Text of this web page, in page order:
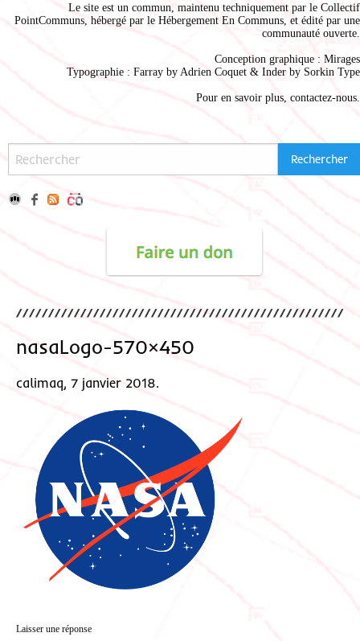
Le site est un commun, maintenu techniquement par le Collectif
PointCommuns , hébergé par le Hébergement En Communs , et édité par une
communauté ouverte.
Conception graphique : Mirages
Typographie : Farray by Adrien Coquet & Inder by Sorkin Type
Pour en savoir plus, contactez-nous
nasaLogo-570×450
calimaq, 7 janvier 2018.
Laisser une réponse